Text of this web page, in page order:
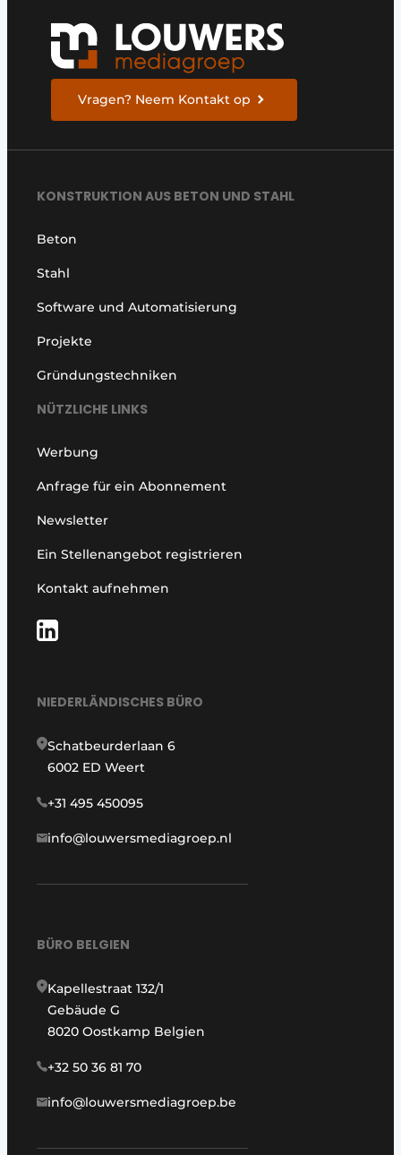
Vragen? Neem Kontakt op
KONSTRUKTION AUS BETON UND STAHL
Beton
Stahl
Software und Automatisierung
Projekte
Gründungstechniken
NÜTZLICHE LINKS
Werbung
Anfrage für ein Abonnement
Newsletter
Ein Stellenangebot registrieren
Kontakt aufnehmen
NIEDERLÄNDISCHES BÜRO
Schatbeurderlaan 6
6002 ED Weert
+31 495 450095
info@louwersmediagroep.nl
BÜRO BELGIEN
Kapellestraat 132/1
Gebäude G
8020 Oostkamp Belgien
+32 50 36 81 70
info@louwersmediagroep.be